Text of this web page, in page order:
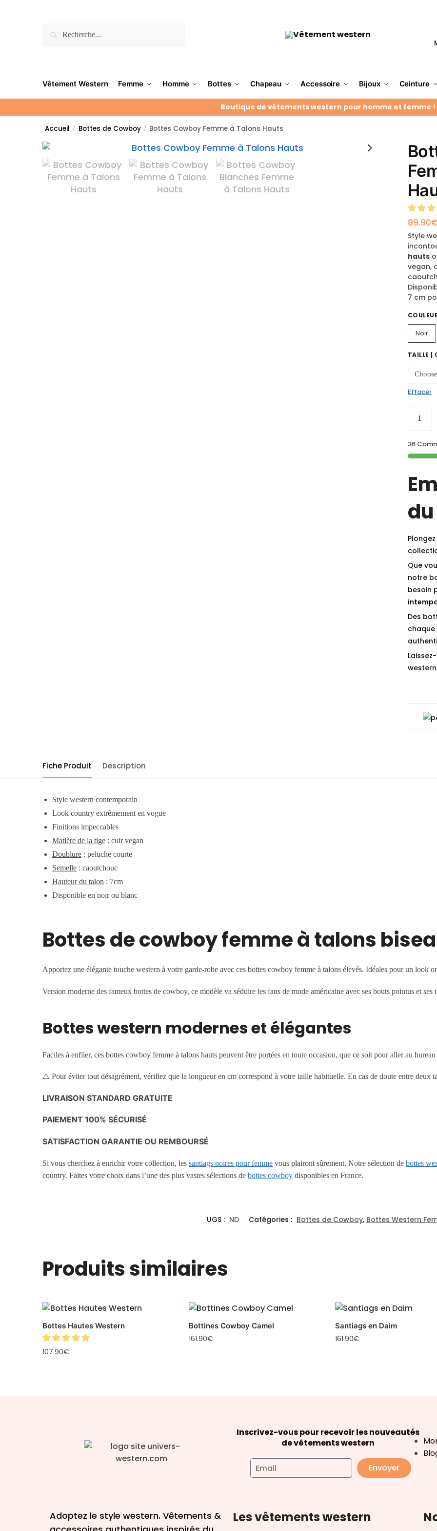
Vêtement Western Femme Homme Bottes Chapeau Accessoire Bijoux Ceinture
Boutique de vêtements western pour homme et femme !
Accueil / Bottes de Cowboy / Bottes Cowboy Femme à Talons Hauts
89.90
Style
hauts
vegan,
7 cm
Noir
TAILLE |
Effacer
36
Que
notre
besoin
Des
Fiche Produit Description
Style western contemporain
Look country extrêmement en vogue
Finitions impeccables
Matière de la tige : cuir vegan
Doublure : peluche courte
Semelle : caoutchouc
Hauteur du talon : 7cm
Disponible en noir ou blanc
Bottes de cowboy femme à talons
Apportez une élégante touche western à votre garde-robe avec ces bottes cowboy femme à talons élevés. Idéales pour un look
Version moderne des fameux bottes de cowboy, ce modèle va séduire les fans de mode américaine avec ses bouts pointus et
Bottes western modernes et élégantes
Faciles à enfiler, ces bottes cowboy femme à talons hauts peuvent être portées en toute occasion, que ce soit pour aller au
⚠️ Pour éviter tout désagrément, vérifiez que la longueur en cm correspond à votre taille habituelle. En cas de doute entre deux
LIVRAISON STANDARD GRATUITE
PAIEMENT 100% SÉCURISÉ
SATISFACTION GARANTIE OU REMBOURSÉ
Si vous cherchez à enrichir votre collection, lessantiags noires pour femme vous plairont sûrement. Notre sélection debottes
country. Faites votre choix dans l’une des plus vastes sélections debottes cowboy disponibles en France.
UGS : ND Catégories : Bottes de Cowboy, Bottes Western
Produits similaires
Bottes Hautes Western
107.90€
Bottines Cowboy Camel
161.90€
Santiags en Daim
161.90€
Inscrivez-vous pour recevoir les nouveautés
de vêtements western
Envoyer
Adoptez le style western. Vêtements &
Les vêtements western